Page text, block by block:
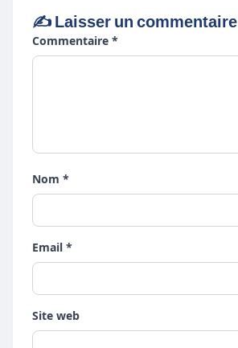
✍️ Laisser un commentaire
Commentaire *
Nom *
Email *
Site web